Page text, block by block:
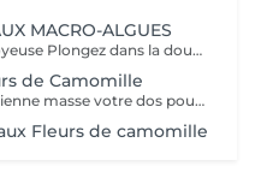
MACRO-ALGUES
Retrouvez une peau douce et soyeuse Plongez dans la douceur tropicale dIndonésie à travers les notes épicées des huiles essentielles de Girofle et de Muscade. Ce gommage aux effluves chauds et naturels vous transporte tout en exfoliant délicatement votre peau : elle est douce, lumineuse et satinée.
de Camomille
Le temps du soin, notre esthéticienne masse votre dos pour un confort sans précédent.
aux Fleurs de camomille